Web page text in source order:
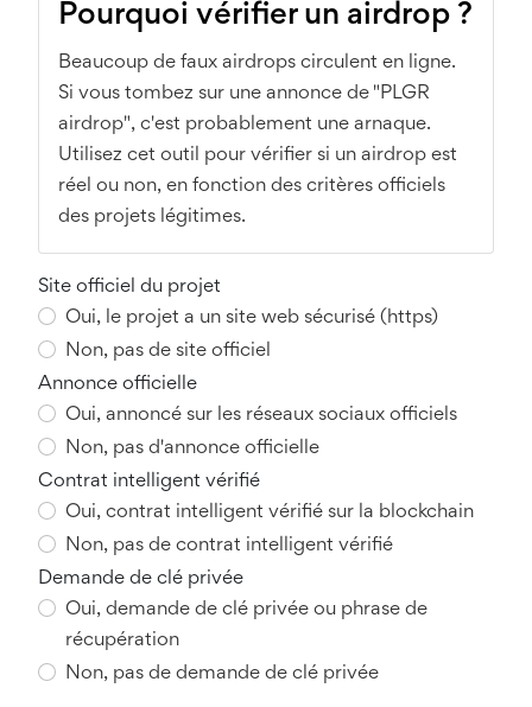
Pourquoi vérifier un airdrop ?
Beaucoup de faux airdrops circulent en ligne.
Si vous tombez sur une annonce de "PLGR
airdrop", c'est probablement une arnaque.
Utilisez cet outil pour vérifier si un airdrop est
réel ou non, en fonction des critères officiels
des projets légitimes.
Site officiel du projet
Oui, le projet a un site web sécurisé (https)
Non, pas de site officiel
Annonce officielle
Oui, annoncé sur les réseaux sociaux officiels
Non, pas d'annonce officielle
Contrat intelligent vérifié
Oui, contrat intelligent vérifié sur la blockchain
Non, pas de contrat intelligent vérifié
Demande de clé privée
Oui, demande de clé privée ou phrase de
récupération
Non, pas de demande de clé privée